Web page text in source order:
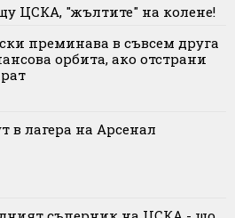
ЦСКА, "жълтите" на колене!
преминава в съвсем друга
орбита, ако отстрани
в лагера на Арсенал